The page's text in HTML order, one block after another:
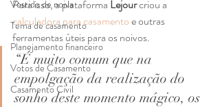
Vestido de noiva
Tema de casamento
Planejamento financeiro
Votos de Casamento
Casamento Civil
Para isso, a plataforma Lejour criou a
calculadora para casamento e outras
ferramentas úteis para os noivos.
“É muito comum que na
empolgação da realização do
sonho deste momento mágico, os